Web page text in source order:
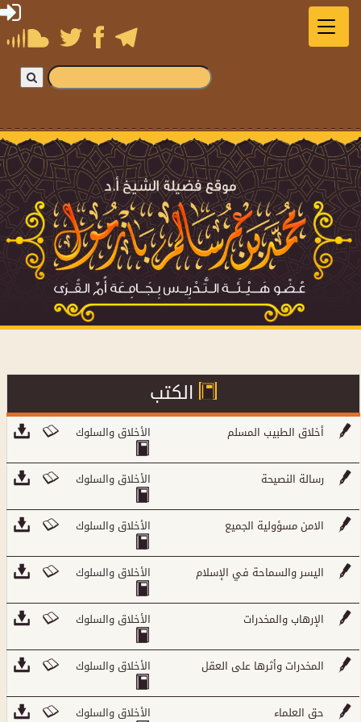
الأخلاق والسلوك أخلاق الطبيب المسلم
الأخلاق والسلوك رسالة النصيحة
الأخلاق والسلوك الامن مسؤولية الجميع
الأخلاق والسلوك اليسر والسماحة في الإسلام
الأخلاق والسلوك الإرهاب والمخدرات
الأخلاق والسلوك المخدرات وأثرها على العقل
الأخلاق والسلوك حق العلماء